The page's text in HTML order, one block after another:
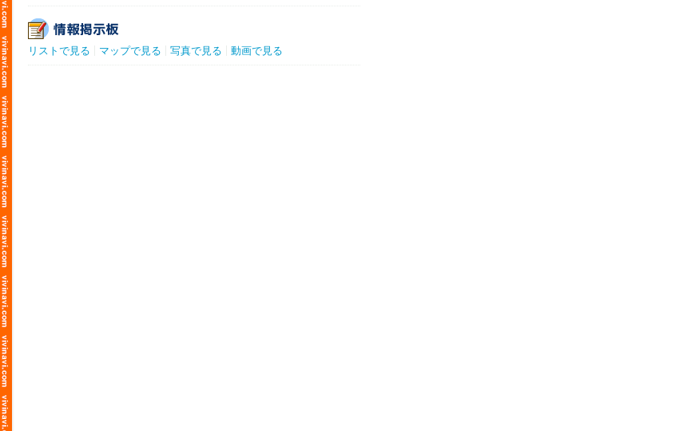
リストで見る マップで見る 写真で見る 動画で見る